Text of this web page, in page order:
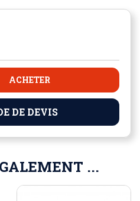
ACHETER
DE DEVIS
...